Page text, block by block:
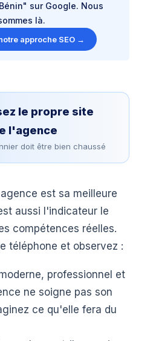
sur Google. Nous
là.
approche SEO →
le propre site
l'agence
doit être bien chaussé
est sa meilleure
aussi l'indicateur le
compétences réelles.
téléphone et observez :
professionnel et
ne soigne pas son
ce qu'elle fera du